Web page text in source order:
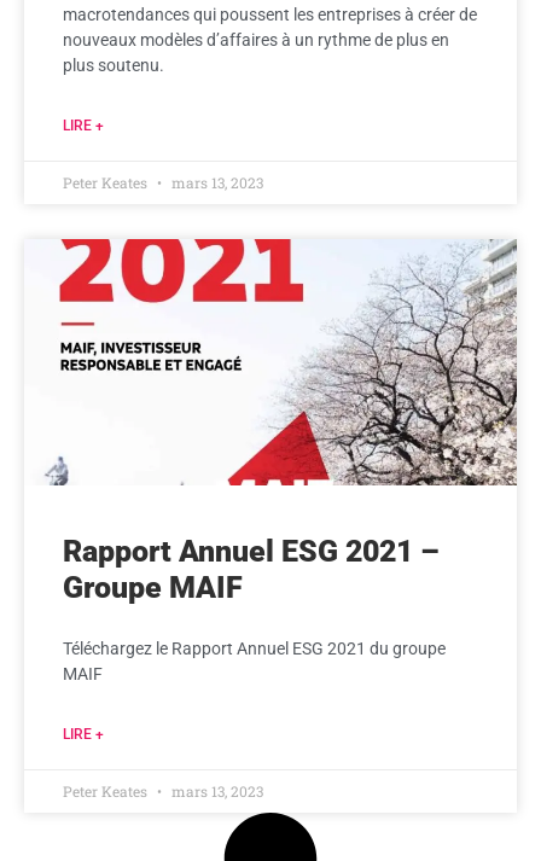
macrotendances qui poussent les entreprises à créer de
nouveaux modèles d’affaires à un rythme de plus en
plus soutenu.
LIRE +
Peter Keates mars 13, 2023
Rapport Annuel ESG 2021 –
Groupe MAIF
Téléchargez le Rapport Annuel ESG 2021 du groupe
MAIF
LIRE +
Peter Keates mars 13, 2023